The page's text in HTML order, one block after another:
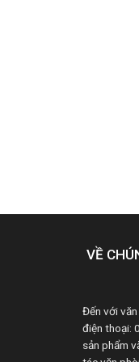
VỀ
Đến với
điện thoại:
sản phẩm